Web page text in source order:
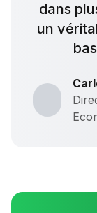
dans
un